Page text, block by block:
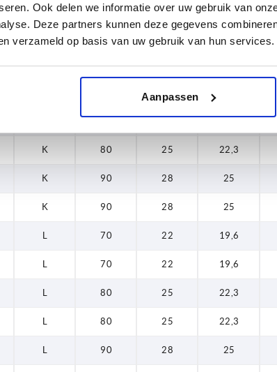
Ook delen we informatie over uw gebruik van
Deze partners kunnen deze gegevens
verzameld op basis van uw gebruik van hun services.
Aanpassen
70 22
K 70 22 19,6
80 25 22,3
K 80 25 22,3
K 90 28 25
K 90 28 25
L 70 22 19,6
L 70 22 19,6
L 80 25 22,3
L 80 25 22,3
L 90 28 25